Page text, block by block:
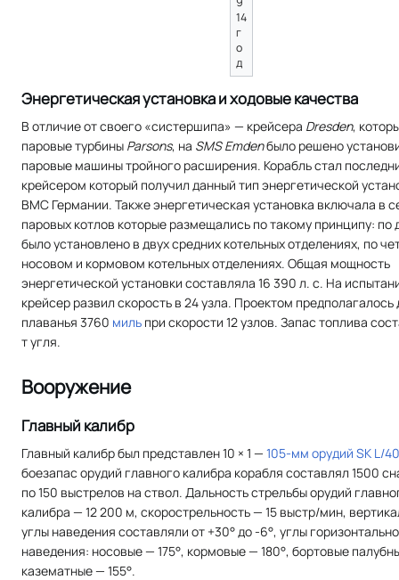
14
г
о
д
Энергетическая установка и ходовые качества
В отличие от своего «систершипа» — крейсера Dresden,
паровые турбины Parsons, на SMS Emdenбыло решено
паровые машины тройного расширения. Корабль стал
крейсером который получил данный тип энергетической
ВМС Германии. Также энергетическая установка включала в
паровых котлов которые размещались по такому принципу: по
было установлено в двух средних котельных отделениях, по
носовом и кормовом котельных отделениях. Общая мощность
энергетической установки составляла 16 390 л. с. На
крейсер развил скорость в 24 узла. Проектом предполагалось
плаванья 3760 миль при скорости 12 узлов. Запас топлива
т угля.
Вооружение
Главный калибр
Главный калибр был представлен 10 × 1 — 105-мм орудий SK L/40
боезапас орудий главного калибра корабля составлял 1500
по 150 выстрелов на ствол. Дальность стрельбы орудий
калибра — 12 200 м, скорострельность — 15 выстр/мин,
углы наведения составляли от +30° до -6°, углы
наведения: носовые — 175°, кормовые — 180°, бортовые
казематные — 155°.